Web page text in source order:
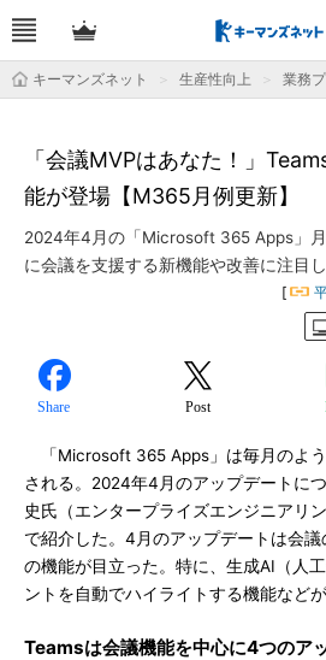
キーマンズネット 生産性向上 業務
「会議MVPはあなた！」
能が登場【M365月例更新】
2024年4月の「Microsoft 365 Apps」
に会議を支援する新機能や改善に注目し
[
Share Post
「Microsoft 365 Apps」は毎月のよ
される。2024年4月のアップデートに
史氏（エンタープライズエンジニアリ
で紹介した。4月のアップデートは会
の機能が目立った。特に、生成AI（人
ントを自動でハイライトする機能などが
Teamsは会議機能を中心に4つのア